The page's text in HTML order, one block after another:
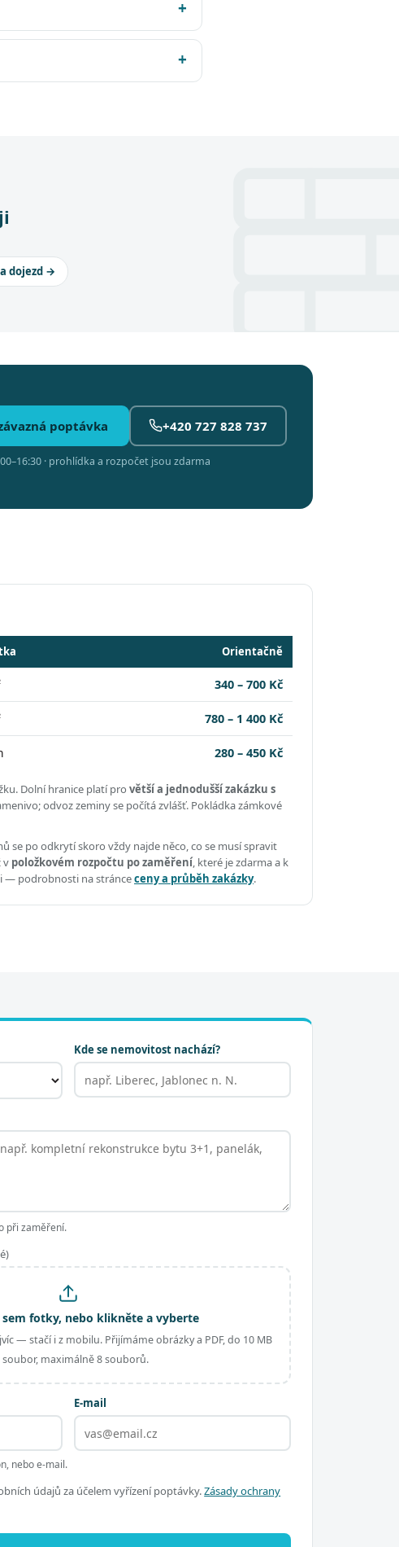
dojezd →
poptávka +420 727 828 737
· prohlídka a rozpočet jsou zdarma
Orientačně
340 – 700 Kč
780 – 1 400 Kč
280 – 450 Kč
Dolní hranice platí pro větší a jednodušší zakázku s
odvoz zeminy se počítá zvlášť. Pokládka zámkové
se po odkrytí skoro vždy najde něco, co se musí spravit
v položkovém rozpočtu po zaměření, které je zdarma a k
— podrobnosti na stránceceny a průběh zakázky.
Kde se nemovitost nachází?
při zaměření.
sem fotky, nebo klikněte a vyberte
— stačí i z mobilu. Přijímáme obrázky a PDF, do 10 MB
soubor, maximálně 8 souborů.
E-mail
nebo e-mail.
údajů za účelem vyřízení poptávky.Zásady ochrany